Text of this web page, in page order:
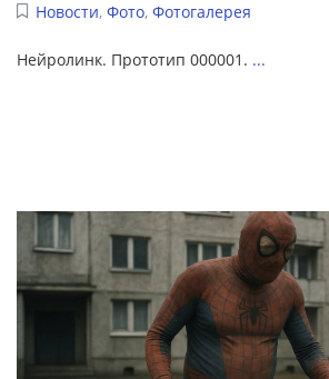
Новости, Фото, Фотогалерея
Нейролинк. Прототип 000001. ...